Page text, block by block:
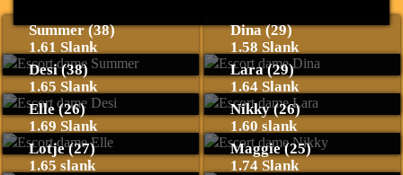
Summer (38)
1.61 Slank
Dina (29)
1.58 Slank
Desi (38)
1.65 Slank
Lara (29)
1.64 Slank
Elle (26)
1.69 Slank
Nikky (26)
1.60 slank
Lotje (27)
1.65 slank
Maggie (25)
1.74 Slank